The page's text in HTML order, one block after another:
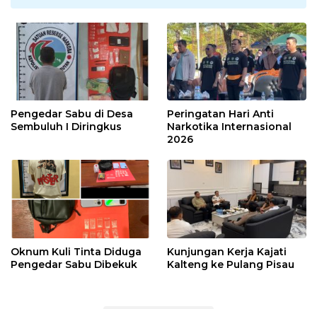
Pengedar Sabu di Desa
Sembuluh I Diringkus
Peringatan Hari Anti
Narkotika Internasional
2026
Oknum Kuli Tinta Diduga
Pengedar Sabu Dibekuk
Kunjungan Kerja Kajati
Kalteng ke Pulang Pisau